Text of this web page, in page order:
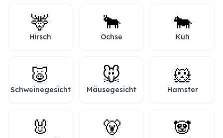
🦌
Hirsch
🐂
Ochse
🐄
Kuh
🐷
Schweinegesicht
🐭
Mäusegesicht
🐹
Hamster
🐰 🐻 🐼